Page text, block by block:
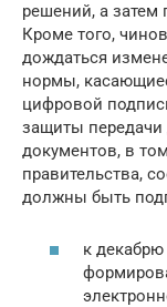
решений, а затем
Кроме того,
дождаться
нормы,
цифровой
защиты
документов, в
правительства,
должны быть
к